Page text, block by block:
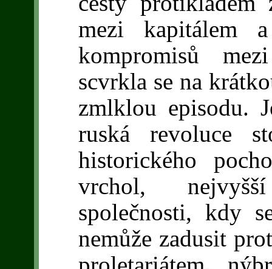
mezi
kompromisů
scvrkla se na
zmlklou episodu.
ruská revoluce
historického
vrchol,
společnosti, kdy
nemůže zadusit